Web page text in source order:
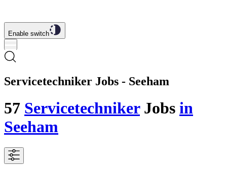
Enable switch
Servicetechniker Jobs - Seeham
57 ServicetechnikerJobs in
Seeham